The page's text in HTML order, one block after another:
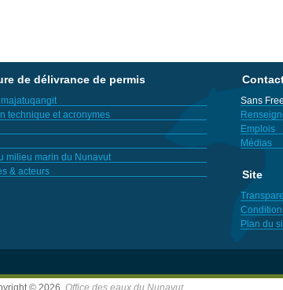
de délivrance de permis
technique et acronymes
milieu marin du Nunavut
& acteurs
Sans
Emplois
Médias
Site
Plan du
© 2026, Office des eaux du Nunavut